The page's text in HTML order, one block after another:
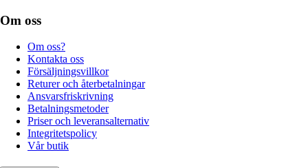
Om oss
Om oss?
Kontakta oss
Försäljningsvillkor
Returer och återbetalningar
Ansvarsfriskrivning
Betalningsmetoder
Priser och leveransalternativ
Integritetspolicy
Vår butik